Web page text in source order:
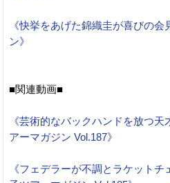
《快挙をあげた錦織圭が喜びの
ン》
■関連動画■
《芸術的なバックハンドを放つ
アーマガジン Vol.187》
《フェデラーが不調とラケット